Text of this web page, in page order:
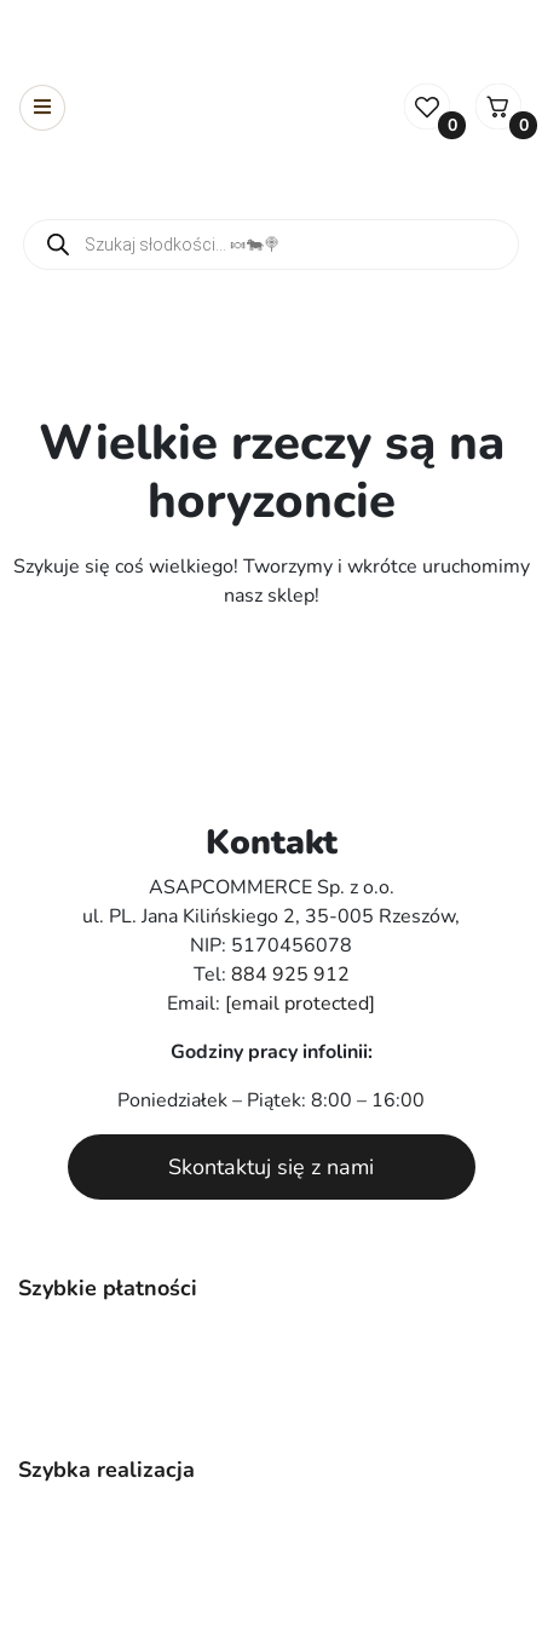
0 0
Wielkie rzeczy są na
horyzoncie
Szykuje się coś wielkiego! Tworzymy i wkrótce uruchomimy
nasz sklep!
Szybkie płatności
Szybka realizacja
Kontakt
ASAPCOMMERCE Sp. z o.o.
ul. PL. Jana Kilińskiego 2, 35-005 Rzeszów,
NIP: 5170456078
Tel: 884 925 912
Email: [email protected]
Godziny pracy infolinii:
Poniedziałek – Piątek: 8:00 – 16:00
Skontaktuj się z nami